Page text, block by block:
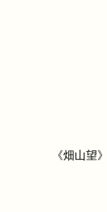
《畑山望》